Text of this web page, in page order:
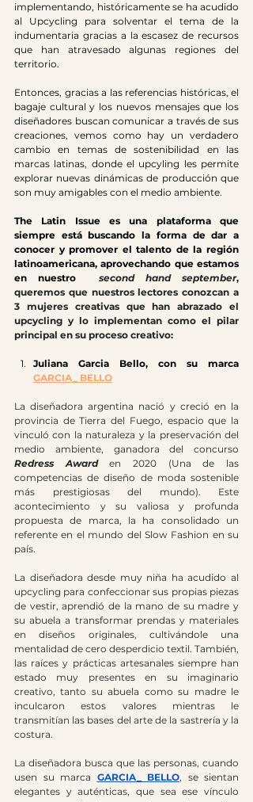
implementando, históricamente se ha acudido
al Upcycling para solventar el tema de la
indumentaria gracias a la escasez de recursos
que han atravesado algunas regiones del
territorio.
Entonces, gracias a las referencias históricas, el
bagaje cultural y los nuevos mensajes que los
diseñadores buscan comunicar a través de sus
creaciones, vemos como hay un verdadero
cambio en temas de sostenibilidad en las
marcas latinas, donde el upcyling les permite
explorar nuevas dinámicas de producción que
son muy amigables con el medio ambiente.
The Latin Issue es una plataforma que
siempre está buscando la forma de dar a
conocer y promover el talento de la región
latinoamericana, aprovechando que estamos
en nuestro
second hand september,
queremos que nuestros lectores conozcan a
3 mujeres creativas que han abrazado el
upcycling y lo implementan como el pilar
principal en su proceso creativo:
GARCIA_ BELLO
La diseñadora argentina nació y creció en la
provincia de Tierra del Fuego, espacio que la
vinculó con la naturaleza y la preservación del
Redress Award en 2020 (Una de las
competencias de diseño de moda sostenible
más prestigiosas del mundo). Este
acontecimiento y su valiosa y profunda
propuesta de marca, la ha consolidado un
referente en el mundo del Slow Fashion en su
país.
La diseñadora desde muy niña ha acudido al
upcycling para confeccionar sus propias piezas
de vestir, aprendió de la mano de su madre y
su abuela a transformar prendas y materiales
en diseños originales, cultivándole una
mentalidad de cero desperdicio textil. También,
las raíces y prácticas artesanales siempre han
estado muy presentes en su imaginario
creativo, tanto su abuela como su madre le
inculcaron estos valores mientras le
transmitían las bases del arte de la sastrería y la
costura.
La diseñadora busca que las personas, cuando
usen su marca GARCIA_ BELLO, se sientan
elegantes y auténticas, que sea ese vínculo